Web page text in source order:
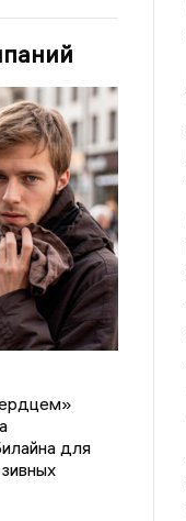
для